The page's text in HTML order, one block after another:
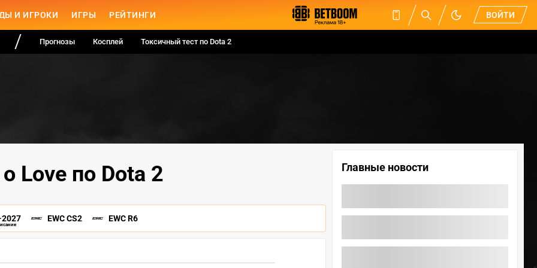
И ИГРОКИ ИГРЫ РЕЙТИНГИ ВОЙТИ
Прогнозы Косплей Токсичный тест по Dota 2
Love по Dota 2
EWC CS2 EWC R6
Главные новости